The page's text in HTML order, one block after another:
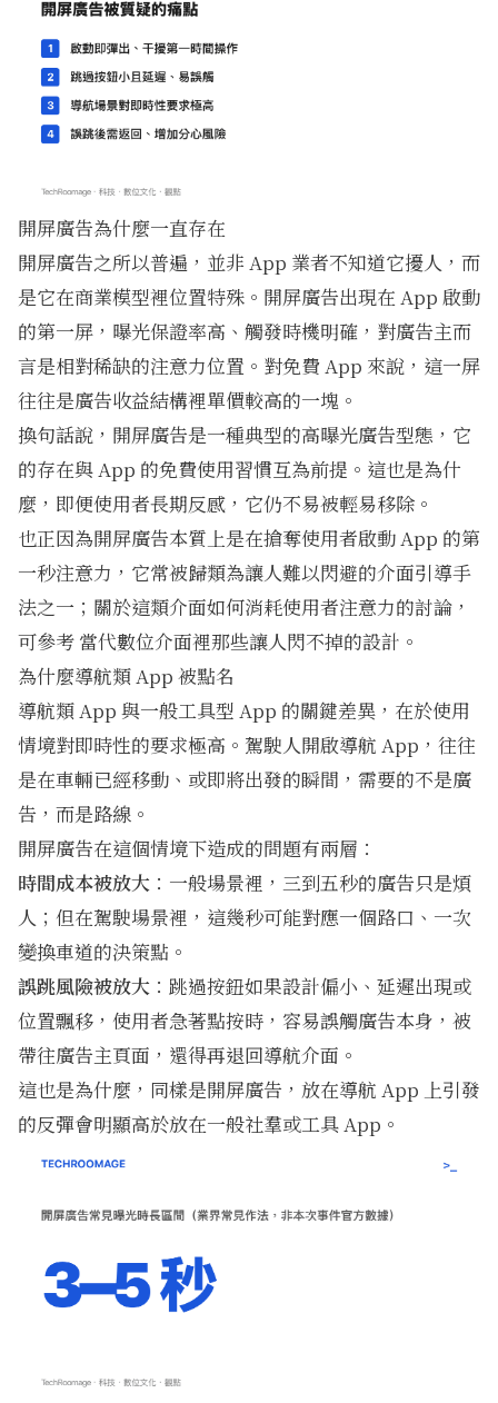
開屏廣告為什麼一直存在
開屏廣告之所以普遍，並非 App 業者不知道它擾人，而
是它在商業模型裡位置特殊。開屏廣告出現在 App 啟動
的第一屏，曝光保證率高、觸發時機明確，對廣告主而
言是相對稀缺的注意力位置。對免費 App 來說，這一屏
往往是廣告收益結構裡單價較高的一塊。
換句話說，開屏廣告是一種典型的高曝光廣告型態，它
的存在與 App 的免費使用習慣互為前提。這也是為什
麼，即便使用者長期反感，它仍不易被輕易移除。
也正因為開屏廣告本質上是在搶奪使用者啟動 App 的第
一秒注意力，它常被歸類為讓人難以閃避的介面引導手
法之一；關於這類介面如何消耗使用者注意力的討論，
可參考 當代數位介面裡那些讓人閃不掉的設計 。
為什麼導航類 App 被點名
導航類 App 與一般工具型 App 的關鍵差異，在於使用
情境對即時性的要求極高。駕駛人開啟導航 App，往往
是在車輛已經移動、或即將出發的瞬間，需要的不是廣
告，而是路線。
開屏廣告在這個情境下造成的問題有兩層：
時間成本被放大 ：一般場景裡，三到五秒的廣告只是煩
人；但在駕駛場景裡，這幾秒可能對應一個路口、一次
變換車道的決策點。
誤跳風險被放大 ：跳過按鈕如果設計偏小、延遲出現或
位置飄移，使用者急著點按時，容易誤觸廣告本身，被
帶往廣告主頁面，還得再退回導航介面。
這也是為什麼，同樣是開屏廣告，放在導航 App 上引發
的反彈會明顯高於放在一般社羣或工具 App。